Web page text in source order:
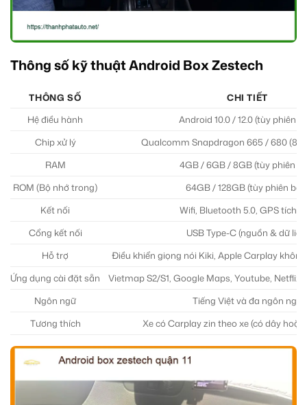
Thông số kỹ thuật Android Box Zestech
THÔNG SỐ
CHI TIẾT
Hệ điều hành
Android 10.0 / 12.0 (tùy phiên
Chip xử lý
Qualcomm Snapdragon 665 / 680 (8
RAM
4GB / 6GB / 8GB (tùy phiên
ROM (Bộ nhớ trong)
64GB / 128GB (tùy phiên
Kết nối
Wifi, Bluetooth 5.0, GPS tích
Cổng kết nối
USB Type-C (nguồn & dữ
Hỗ trợ
Điều khiển giọng nói Kiki, Apple Carplay
Ứng dụng cài đặt sẵn
Vietmap S2/S1, Google Maps, Youtube, Netflix,
Ngôn ngữ
Tiếng Việt và đa ngôn ngữ
Tương thích
Xe có Carplay zin theo xe (có dây